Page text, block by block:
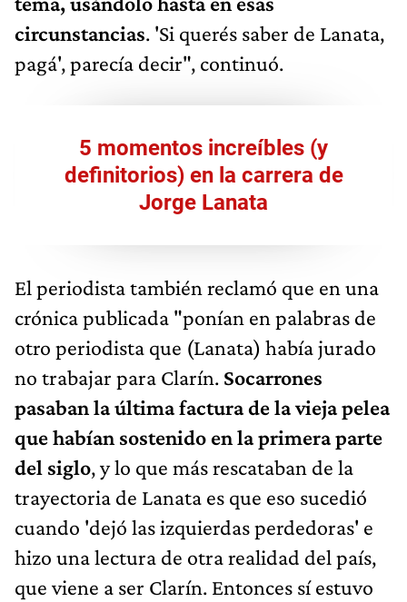
circunstancias. 'Si querés saber de Lanata,
pagá', parecía decir", continuó.
5 momentos increíbles (y
definitorios) en la carrera de
Jorge Lanata
El periodista también reclamó que en una
crónica publicada "ponían en palabras de
otro periodista que (Lanata) había jurado
no trabajar para Clarín. Socarrones
pasaban la última factura de la vieja pelea
que habían sostenido en la primera parte
del siglo, y lo que más rescataban de la
trayectoria de Lanata es que eso sucedió
cuando 'dejó las izquierdas perdedoras' e
hizo una lectura de otra realidad del país,
que viene a ser Clarín. Entonces sí estuvo